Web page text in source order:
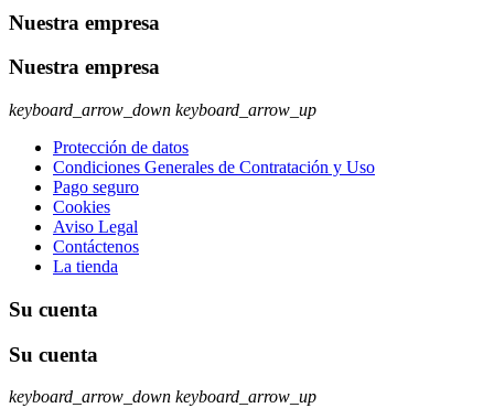
Nuestra empresa
Nuestra empresa
keyboard_arrow_down keyboard_arrow_up
Protección de datos
Condiciones Generales de Contratación y Uso
Pago seguro
Cookies
Aviso Legal
Contáctenos
La tienda
Su cuenta
Su cuenta
keyboard_arrow_down keyboard_arrow_up